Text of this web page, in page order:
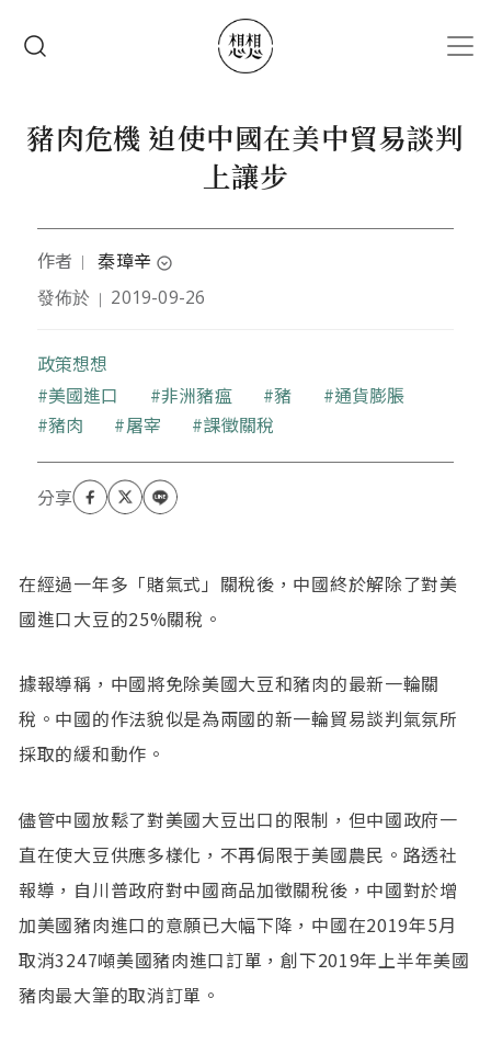
豬肉危機 迫使中國在美中貿易談判
上讓步
作者 ｜ 秦璋辛 expand_circle_down
智庫研究員。
發佈於 ｜ 2019-09-26
政策想想
關鍵字
美國進口 非洲豬瘟 豬
通貨膨脹
豬肉
屠宰 課徵關稅
在經過一年多「賭氣式」關稅後，中國終於解除了對美
國進口大豆的25%關稅。
據報導稱，中國將免除美國大豆和豬肉的最新一輪關
稅。中國的作法貌似是為兩國的新一輪貿易談判氣氛所
採取的緩和動作。
儘管中國放鬆了對美國大豆出口的限制，但中國政府一
直在使大豆供應多樣化，不再侷限于美國農民。路透社
報導，自川普政府對中國商品加徵關稅後，中國對於增
加美國豬肉進口的意願已大幅下降，中國在2019年5月
取消3247噸美國豬肉進口訂單，創下2019年上半年美國
豬肉最大筆的取消訂單。